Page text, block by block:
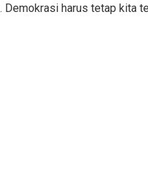
harus tetap kita